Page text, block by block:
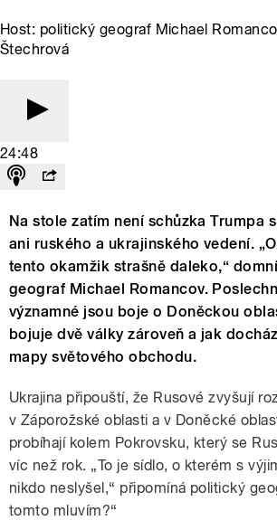
Host: politický geograf Michael
Štechrová
24:48
Na stole zatím není schůzka Trumpa
ani ruského a ukrajinského vedení.
tento okamžik strašně daleko,“
geograf Michael Romancov.
významné jsou boje o Doněckou
bojuje dvě války zároveň a jak
mapy světového obchodu.
Ukrajina připouští, že Rusové zvyšují
v Záporožské oblasti a v Doněcké
probíhají kolem Pokrovsku, který se
víc než rok. „To je sídlo, o kterém s
nikdo neslyšel,“ připomíná politický
tomto mluvím?“